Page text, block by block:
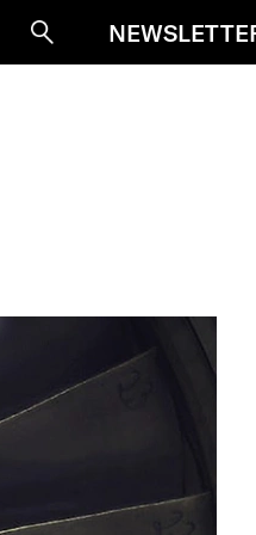
Suche